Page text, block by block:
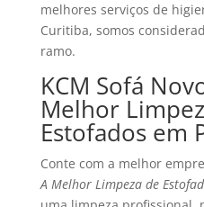
melhores serviços de
Curitiba, somos
ramo.
KCM Sofá
Melhor
Estofados em
Conte com a melhor
A Melhor Limpeza de